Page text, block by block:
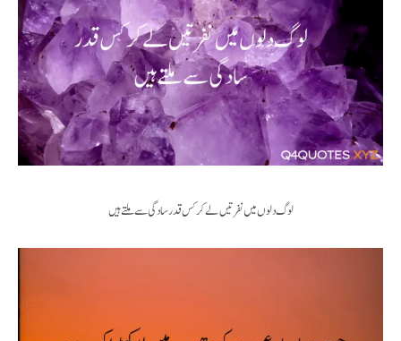
لوگ دلوں میں نفرتیں لے کر کس قدر سادگی سے ملتے ہیں